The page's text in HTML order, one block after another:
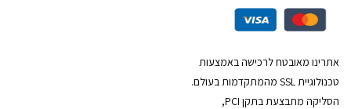
אתרינו מאובטח לרכישה באמצעות
טכנולוגיית SSL מהמתקדמות בעולם.
הסליקה מתבצעת בתקן PCI,